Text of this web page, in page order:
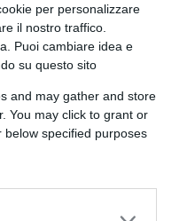
per personalizzare
il nostro traffico.
Puoi cambiare idea e
su questo sito
and may gather and store
You may click to grant or
specified purposes
3.7k